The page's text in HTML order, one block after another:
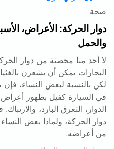
صحة
دوار الحركة: الأعراض،
والحمل
لا أحد منا محصنة من دوار
البحارات يمكن أن يشعرن
لكن بالنسبة لبعض النساء،
في السيارة كفيل بظهور
الدوار، التعرق البارد،
دوار الحركة، ولماذا بعض
من أعراضه.